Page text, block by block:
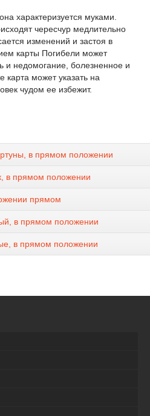
характеризуется муками.
чересчур медлительно
изменений и застоя в
карты Погибели может
и недомогание, болезненное и
карта может указать на
чудом ее избежит.
в прямом положении
в прямом положении
прямом
в прямом положении
в прямом положении